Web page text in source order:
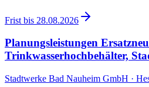
Frist bis 28.08.2026
Planungsleistungen
Trinkwasserhochbehälter,
Stadtwerke Bad Nauheim GmbH ·